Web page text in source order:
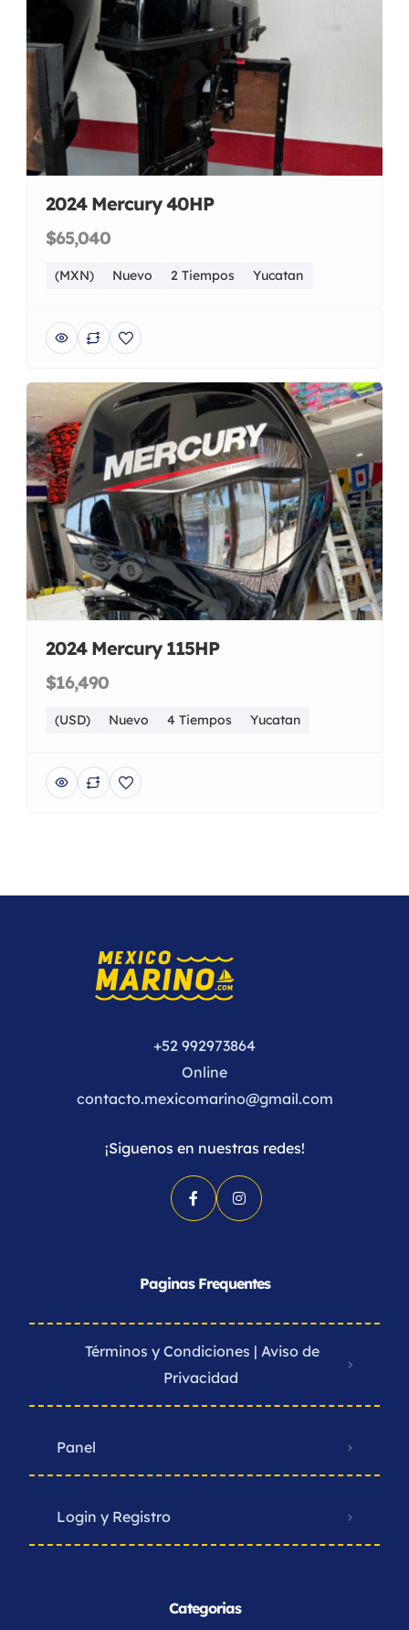
2024 Mercury 40HP
$65,040
(MXN) Nuevo 2 Tiempos Yucatan
2024 Mercury 115HP
$16,490
(USD) Nuevo 4 Tiempos Yucatan
+52 992973864
Online
contacto.mexicomarino@gmail.com
¡Siguenos en nuestras redes!
Paginas Frequentes
Términos y Condiciones | Aviso de
Privacidad ​
Panel
Login y Registro
Categorias